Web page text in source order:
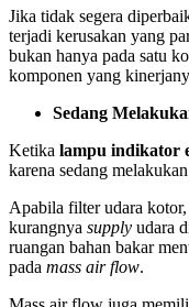
Jika tidak segera
terjadi kerusakan yang
bukan hanya pada satu
komponen yang
Sedang
Ketika lampu indikator
karena sedang
Apabila filter udara
kurangnya supply udara
ruangan bahan bakar
pada mass air flow.